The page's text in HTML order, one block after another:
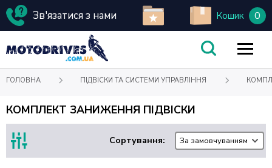
Зв'язатися з нами Кошик 0
ГОЛОВНА ПІДВІСКИ ТА СИСТЕМИ УПРАВЛІННЯ
КОМПЛЕКТ ЗАНИЖЕННЯ ПІДВІСКИ
Сортування: За замовчуванням